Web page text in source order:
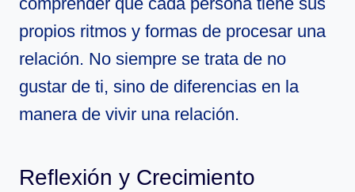
propios ritmos y formas de procesar una
relación. No siempre se trata de no
gustar de ti, sino de diferencias en la
manera de vivir una relación.
Reflexión y Crecimiento